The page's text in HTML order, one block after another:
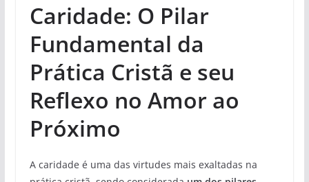
Caridade: O Pilar
Fundamental da
Prática Cristã e seu
Reflexo no Amor ao
Próximo
A caridade é uma das virtudes mais exaltadas na